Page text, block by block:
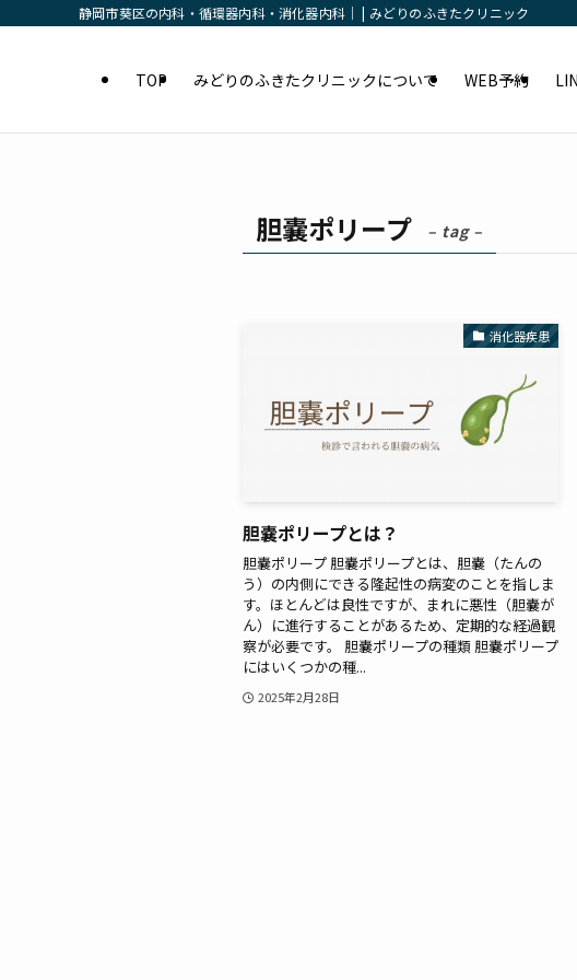
静岡市葵区の内科・循環器内科・消化器内科｜ | みどりのふきたクリニック
TOP みどりのふきたクリニックについて WEB予約
胆嚢ポリープ – tag –
消化器疾患
胆嚢ポリープとは？
胆嚢ポリープ 胆嚢ポリープとは、胆嚢（たんの
う）の内側にできる隆起性の病変のことを指しま
す。ほとんどは良性ですが、まれに悪性（胆嚢が
ん）に進行することがあるため、定期的な経過観
察が必要です。 胆嚢ポリープの種類 胆嚢ポリープ
にはいくつかの種...
2025年2月28日